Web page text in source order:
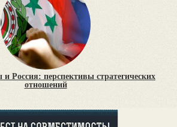
и Россия: перспективы стратегических
отношений